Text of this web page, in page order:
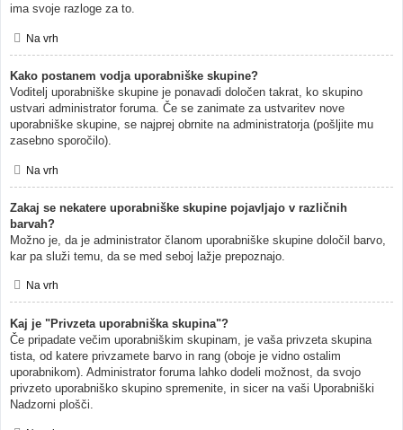
ima svoje razloge za to.
Na vrh
Kako postanem vodja uporabniške skupine?
Voditelj uporabniške skupine je ponavadi določen takrat, ko skupino
ustvari administrator foruma. Če se zanimate za ustvaritev nove
uporabniške skupine, se najprej obrnite na administratorja (pošljite mu
zasebno sporočilo).
Na vrh
Zakaj se nekatere uporabniške skupine pojavljajo v različnih
barvah?
Možno je, da je administrator članom uporabniške skupine določil barvo,
kar pa služi temu, da se med seboj lažje prepoznajo.
Na vrh
Kaj je "Privzeta uporabniška skupina"?
Če pripadate večim uporabniškim skupinam, je vaša privzeta skupina
tista, od katere privzamete barvo in rang (oboje je vidno ostalim
uporabnikom). Administrator foruma lahko dodeli možnost, da svojo
privzeto uporabniško skupino spremenite, in sicer na vaši Uporabniški
Nadzorni plošči.